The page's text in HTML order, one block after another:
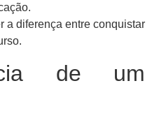
a diferença entre conquistar
de um